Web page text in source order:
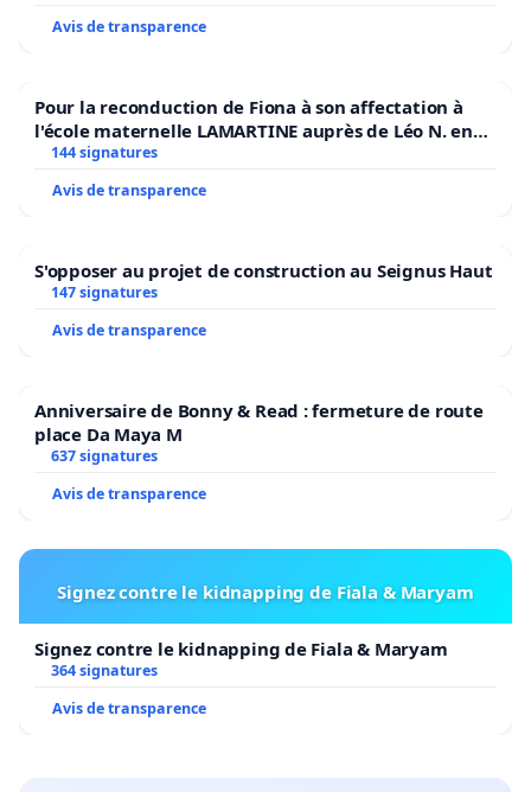
Avis de transparence
Pour la reconduction de Fiona à son affectation à
l'école maternelle LAMARTINE auprès de Léo N. en
2026/2027
144 signatures
Avis de transparence
S'opposer au projet de construction au Seignus Haut
147 signatures
Avis de transparence
Anniversaire de Bonny & Read : fermeture de route
place Da Maya M
637 signatures
Avis de transparence
Signez contre le kidnapping de Fiala & Maryam
Signez contre le kidnapping de Fiala & Maryam
364 signatures
Avis de transparence